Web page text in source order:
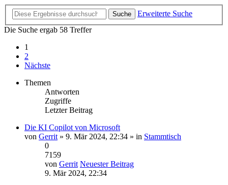
Suche
Erweiterte Suche
Die Suche ergab 58 Treffer
1
2
Nächste
Themen
Antworten
Zugriffe
Letzter Beitrag
Die KI Copilot von Microsoft
von Gerrit » 9. Mär 2024, 22:34 » in Stammtisch
0
7159
von Gerrit Neuester Beitrag
9. Mär 2024, 22:34